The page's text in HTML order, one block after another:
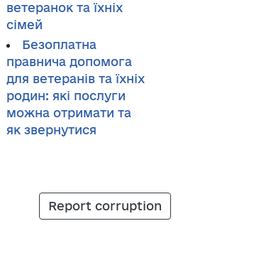
ветеранок та їхніх
сімей
Безоплатна
правнича допомога
для ветеранів та їхніх
родин: які послуги
можна отримати та
як звернутися
Report corruption